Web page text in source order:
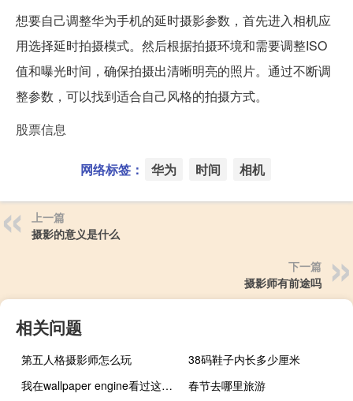
想要自己调整华为手机的延时摄影参数，首先进入相机应
用选择延时拍摄模式。然后根据拍摄环境和需要调整ISO
值和曝光时间，确保拍摄出清晰明亮的照片。通过不断调
整参数，可以找到适合自己风格的拍摄方式。
股票信息
网络标签： 华为 时间 相机
上一篇
摄影的意义是什么
下一篇
摄影师有前途吗
相关问题
第五人格摄影师怎么玩
38码鞋子内长多少厘米
我在wallpaper engine看过这个视频（三星的Galaxy Watch Active 2在手机支持下可享受五折优惠）
春节去哪里旅游